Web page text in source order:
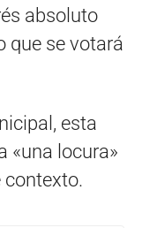
absoluto
que se votará
esta
«una locura»
contexto.